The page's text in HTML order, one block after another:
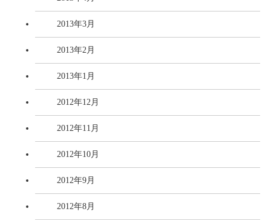
2013年3月
2013年2月
2013年1月
2012年12月
2012年11月
2012年10月
2012年9月
2012年8月